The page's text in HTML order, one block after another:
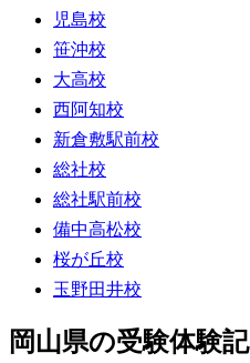
児島校
笹沖校
大高校
西阿知校
新倉敷駅前校
総社校
総社駅前校
備中高松校
桜が丘校
玉野田井校
岡山県の受験体験記